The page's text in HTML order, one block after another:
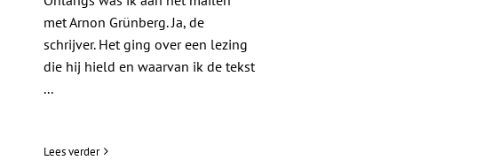
met Arnon Grünberg. Ja, de
schrijver. Het ging over een lezing
die hij hield en waarvan ik de tekst
...
Lees verder